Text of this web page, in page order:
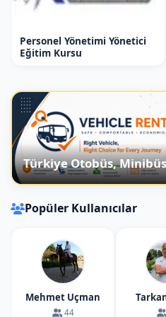
Glamping kamp
midir?Glamping kamp
güvenlidir.
bulunamayacak
katılımcısına
Kapadokya'da
nereye
kurabilmekteyız.
baraj gölünede kamp
Güllü Vadi, Gomeda
Kızılırmak Kenarı
kurduğumuz yerlerden
Personel Yönetimi Yönetici
Eğitim Kursu
Türkiye Otobüs,
Popüler Kullanıcılar
Mehmet Uçman
44